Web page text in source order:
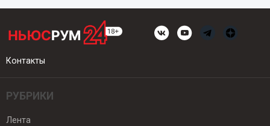
Контакты
РУБРИКИ
Лента